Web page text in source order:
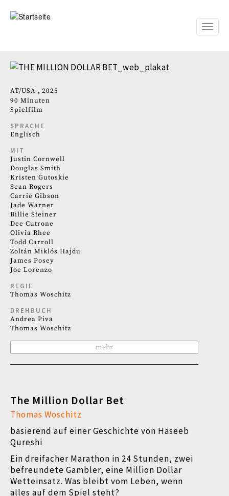
zum
Toggle
AT USA
2025
90 Minuten
Spielfilm
SPRACHE
Englisch
MIT
Justin Cornwell
Douglas Smith
Kristen Gutoskie
Sean Rogers
Carrie Gibson
Jade Warner
Billie Steiner
Dee Cutrone
Olivia Rhee
Todd Carroll
Zoltán Miklós Hajdu
James Posey
Joe Lorenzo
REGIE
Thomas Woschitz
DREHBUCH
Andrea Piva
Thomas Woschitz
mehr
The Million Dollar Bet
Thomas Woschitz
basierend auf einer Geschichte von Haseeb
Qureshi
Ein dreifacher Marathon in 24 Stunden, zwei
befreundete Gambler, eine Million Dollar
Wetteinsatz. Was bleibt vom Leben, wenn
alles auf dem Spiel steht?